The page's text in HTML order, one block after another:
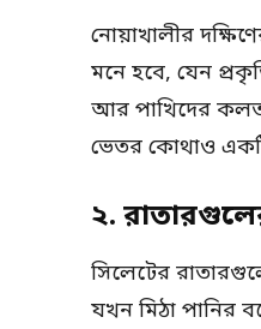
নোয়াখালীর
মনে হবে, যেন
আর পাখিদের
ভেতর কোথাও
২.
সিলেটের
যখন মিঠা পানির